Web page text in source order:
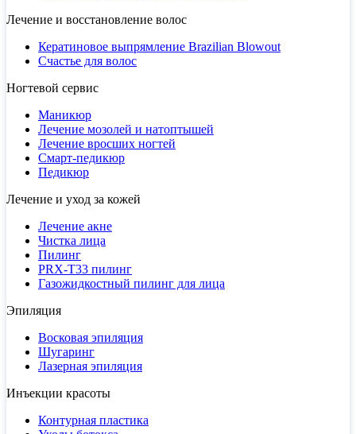
Лечение и восстановление волос
Кератиновое выпрямление Brazilian Blowout
Счастье для волос
Ногтевой сервис
Маникюр
Лечение мозолей и натоптышей
Лечение вросших ногтей
Смарт-педикюр
Педикюр
Лечение и уход за кожей
Лечение акне
Чистка лица
Пилинг
PRX-T33 пилинг
Газожидкостный пилинг для лица
Эпиляция
Восковая эпиляция
Шугаринг
Лазерная эпиляция
Инъекции красоты
Контурная пластика